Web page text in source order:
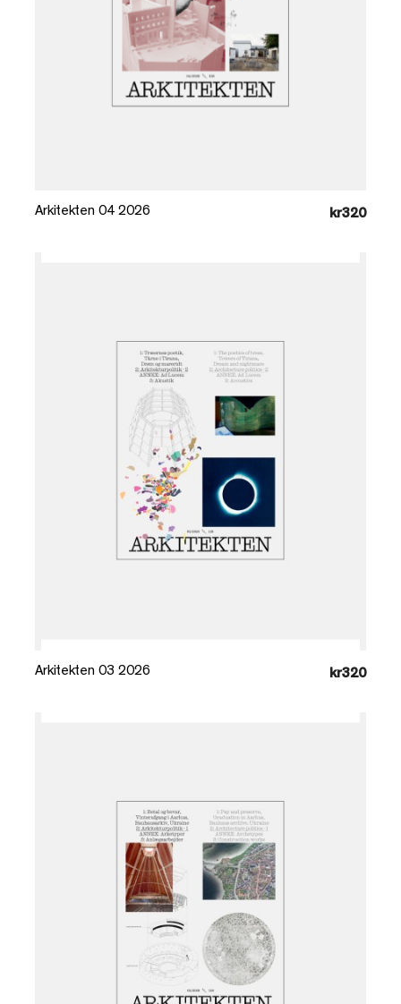
Arkitekten 04 2026 kr320
Arkitekten 03 2026 kr320